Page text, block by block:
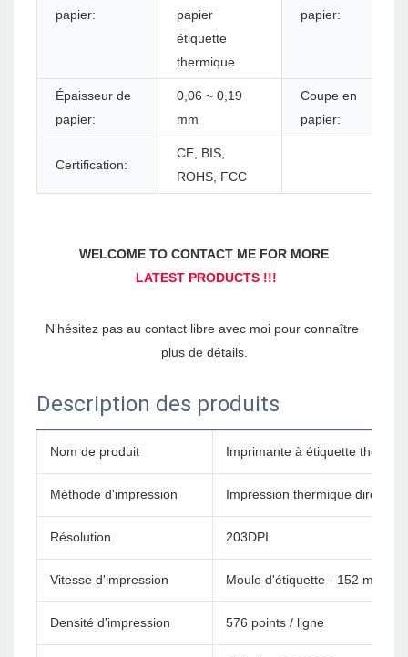
papier:
papier
étiquette
thermique
papier:
Épaisseur de
papier:
0,06 ~ 0,19
mm
Coupe en
papier:
Certification:
CE, BIS,
ROHS, FCC
N'hésitez pas au contact libre avec moi pour connaître
Description des produits
Nom de produit Imprimante à étiquette
Méthode d'impression Impression thermique directe
Résolution 203DPI
Vitesse d'impression Moule d'étiquette - 152 mm /
Densité d'impression 576 points / ligne